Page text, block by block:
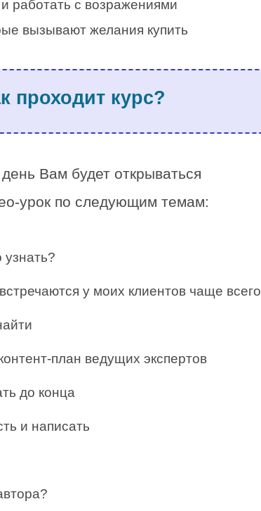
работать с возражениями
вызывают желания купить
проходит курс?
Вам будет открываться
урок по следующим темам:
у моих клиентов чаще всего
план ведущих экспертов
до конца
и написать